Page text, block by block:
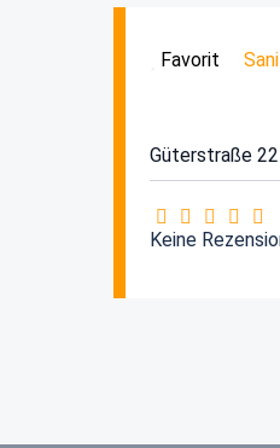
Favorit
Güterstraße 22
Keine